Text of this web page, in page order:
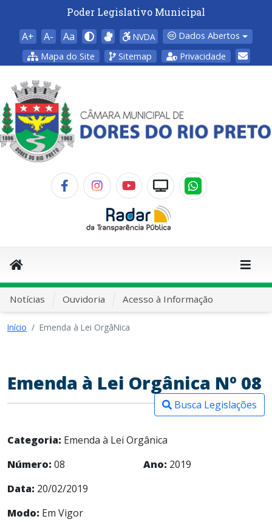
Poder Legislativo Municipal
A+ A- Aa NVDA
Dados Abertos
Mapa do Site
Sitemap Privacidade
Notícias Ouvidoria Acesso à Informação
Início Emenda à Lei OrgâNica
Emenda à Lei Orgânica Nº 08
Busca Legislações
Categoria: Emenda à Lei Orgânica
Número: 08 Ano: 2019
Data: 20/02/2019
Modo: Em Vigor